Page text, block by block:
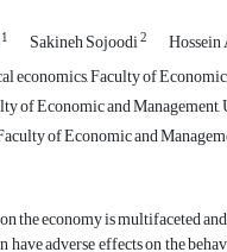
1 Sakineh Sojoodi2
economics, Faculty of
of Economic and
of Economic and
the economy is multifaceted
have adverse effects on the